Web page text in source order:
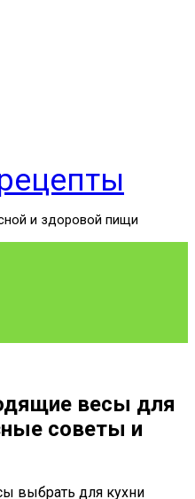
и здоровой пищи
весы для
советы и